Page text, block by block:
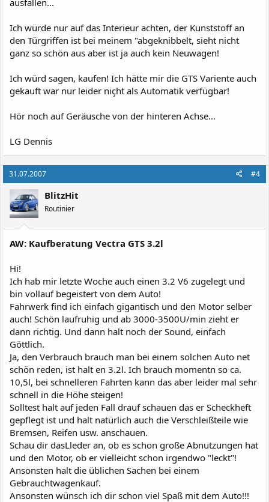
ausfallen...
Ich würde nur auf das Interieur achten, der Kunststoff an
den Türgriffen ist bei meinem "abgeknibbelt, sieht nicht
ganz so schön aus aber ist ja auch kein Neuwagen!
Ich würd sagen, kaufen! Ich hätte mir die GTS Variente auch
gekauft war nur leider niçht als Automatik verfügbar!
Hör noch auf Geräusche von der hinteren Achse...
LG Dennis
31.07.2007 #4
BlitzHit
Routinier
AW: Kaufberatung Vectra GTS 3.2l
Hi!
Ich hab mir letzte Woche auch einen 3.2 V6 zugelegt und
bin vollauf begeistert von dem Auto!
Fahrwerk find ich einfach gigantisch und den Motor selber
auch! Schön laufruhig und ab 3000-3500U/min zieht er
dann richtig. Und dann halt noch der Sound, einfach
Göttlich.
Ja, den Verbrauch brauch man bei einem solchen Auto net
schön reden, ist halt en 3.2l. Ich brauch momentn so ca.
10,5l, bei schnelleren Fahrten kann das aber leider mal sehr
schnell in die Höhe steigen!
Solltest halt auf jeden Fall drauf schauen das er Scheckheft
gepflegt ist und halt natürlich auch die Verschleißteile wie
Bremsen, Reifen usw. anschauen.
Schau dir dasLleder an, ob es schon große Abnutzungen hat
und den Motor, ob er vielleicht schon irgendwo "leckt"!
Ansonsten halt die üblichen Sachen bei einem
Gebrauchtwagenkauf.
Ansonsten wünsch ich dir schon viel Spaß mit dem Auto!!!